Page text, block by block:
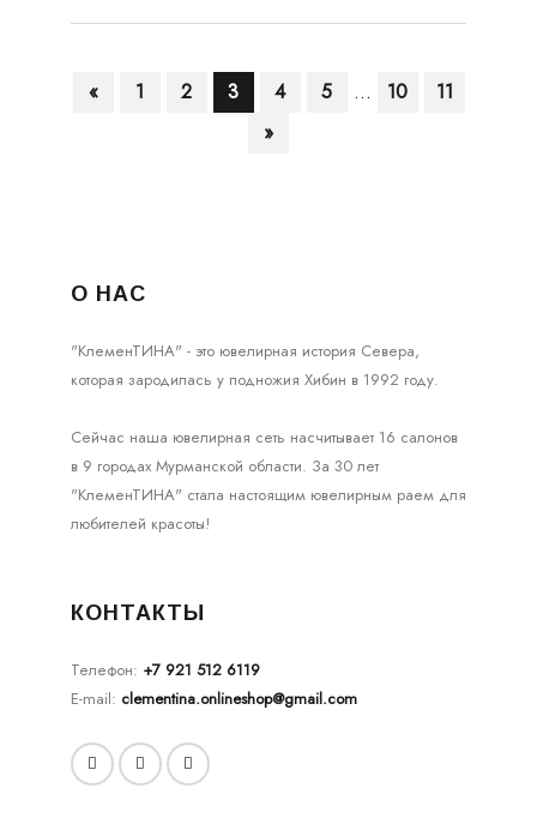
« 1 2 3 4 5 ... 10
11
»
О НАС
"КлеменТИНА" - это ювелирная история Севера,
которая зародилась у подножия Хибин в 1992 году.
Сейчас наша ювелирная сеть насчитывает 16 салонов
в 9 городах Мурманской области. За 30 лет
"КлеменТИНА" стала настоящим ювелирным раем для
любителей красоты!
КОНТАКТЫ
Телефон: +7 921 512 6119
E-mail: clementina.onlineshop@gmail.com